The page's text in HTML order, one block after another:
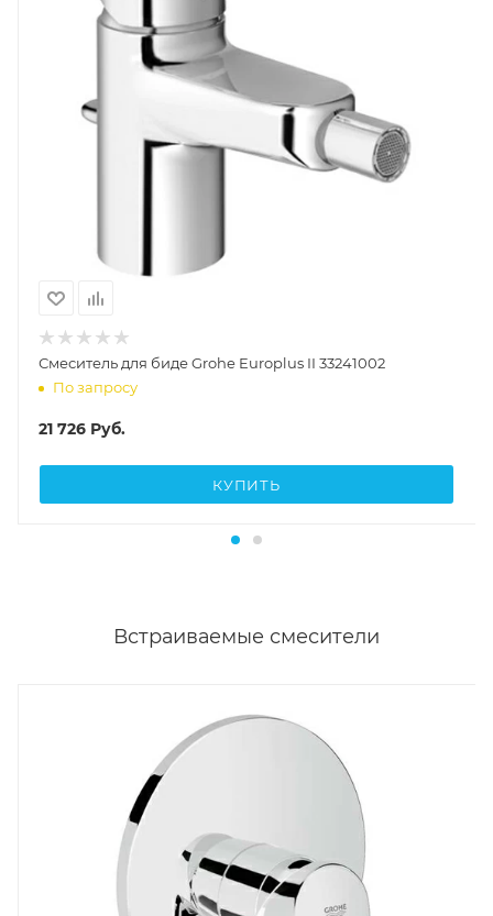
Смеситель для биде Grohe Europlus II 33241002
По запросу
21 726 Руб.
КУПИТЬ
Встраиваемые смесители